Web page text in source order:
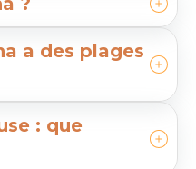
a des plages
: que